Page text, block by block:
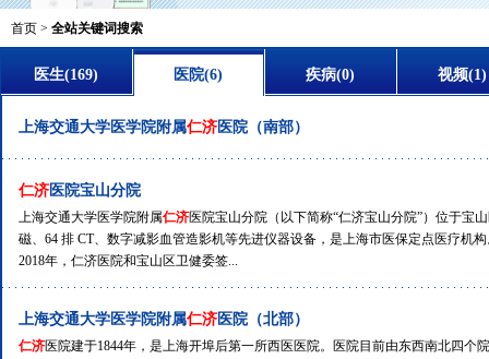
首页 > 全站关键词搜索
医生(169) 医院(6) 疾病(0) 视频(1)
上海交通大学医学院附属仁济医院（南部）
仁济医院宝山分院
上海交通大学医学院附属仁济医院宝山分院（以下简称“仁济宝山分院”）位于宝
磁、64 排 CT、数字减影血管造影机等先进仪器设备，是上海市医保定点医疗机
2018年，仁济医院和宝山区卫健委签...
上海交通大学医学院附属仁济医院（北部）
仁济医院建于1844年，是上海开埠后第一所西医医院。医院目前由东西南北四